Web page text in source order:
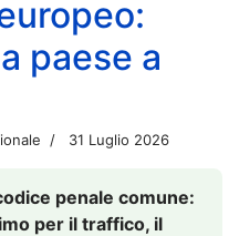
paese a
31 Luglio 2026
penale comune:
per il traffico, il